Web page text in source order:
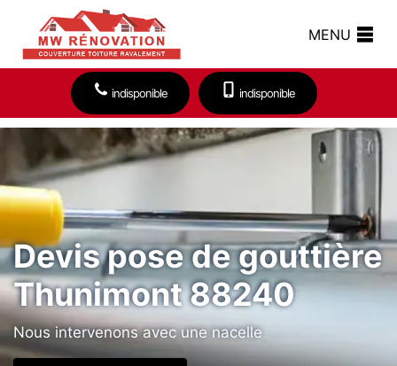
MENU
indisponible indisponible
Devis pose de gouttière
Thunimont 88240
Nous intervenons avec une nacelle